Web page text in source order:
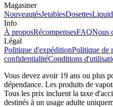
Magasiner
NouveautésJetablesDosettes
Info
À proposRécompensesFAQNous
Légal
Politique d'expéditionPolitique de
confidentialitéConditions
Vous devez avoir 19 ans ou plus
dépendance. Les produits de
Tous les prix incluent la taxe
destinés à un usage adulte